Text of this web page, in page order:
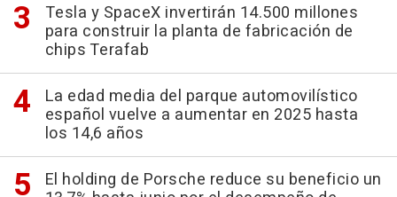
Tesla y SpaceX invertirán 14.500 millones
para construir la planta de fabricación de
chips Terafab
La edad media del parque automovilístico
español vuelve a aumentar en 2025 hasta
los 14,6 años
El holding de Porsche reduce su beneficio un